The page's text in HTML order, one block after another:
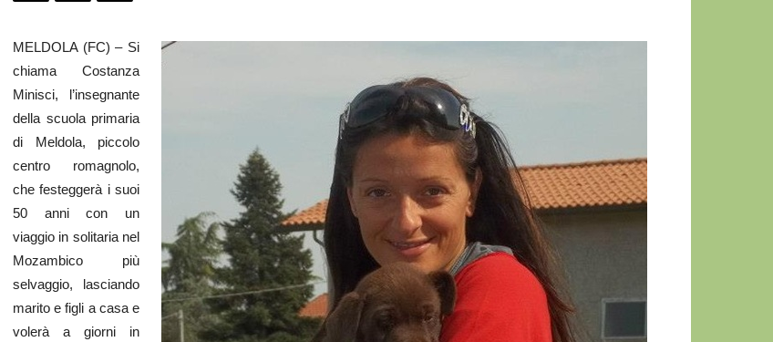
MELDOLA (FC) – Si
chiama Costanza
Minisci, l’insegnante
della scuola primaria
di Meldola, piccolo
centro romagnolo,
che festeggerà i suoi
50 anni con un
viaggio in solitaria nel
Mozambico più
selvaggio, lasciando
marito e figli a casa e
volerà a giorni in